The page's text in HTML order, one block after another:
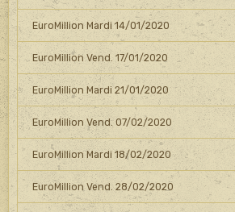
EuroMillion Mardi 14/01/2020
EuroMillion Vend. 17/01/2020
EuroMillion Mardi 21/01/2020
EuroMillion Vend. 07/02/2020
EuroMillion Mardi 18/02/2020
EuroMillion Vend. 28/02/2020